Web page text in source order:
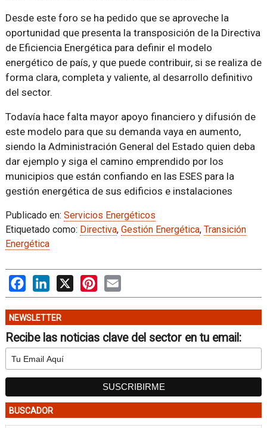
Desde este foro se ha pedido que se aproveche la
oportunidad que presenta la transposición de la Directiva
de Eficiencia Energética para definir el modelo
energético de país, y que puede contribuir, si se realiza de
forma clara, completa y valiente, al desarrollo definitivo
del sector.
Todavía hace falta mayor apoyo financiero y difusión de
este modelo para que su demanda vaya en aumento,
siendo la Administración General del Estado quien deba
dar ejemplo y siga el camino emprendido por los
municipios que están confiando en las ESES para la
gestión energética de sus edificios e instalaciones
Publicado en: Servicios Energéticos
Etiquetado como: Directiva, Gestión Energética, Transición
Energética
FacebookLinkedIn
X PinterestEmail
NEWSLETTER
Recibe las noticias clave del sector en tu email:
BUSCADOR